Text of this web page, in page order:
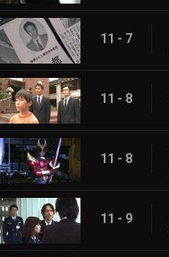
11 - 7
11 - 8
11 - 8
11 - 9